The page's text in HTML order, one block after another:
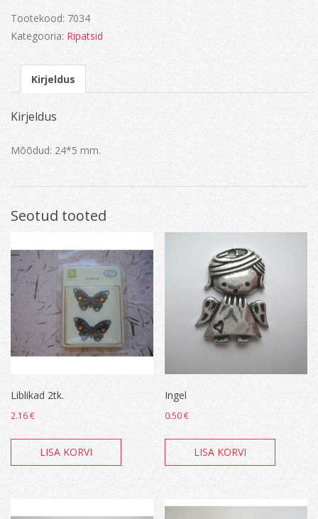
Tootekood: 7034
Kategooria: Ripatsid
Kirjeldus
Kirjeldus
Mõõdud: 24*5 mm.
Seotud tooted
Liblikad 2tk.
2.16€
LISA KORVI
Ingel
0.50€
LISA KORVI